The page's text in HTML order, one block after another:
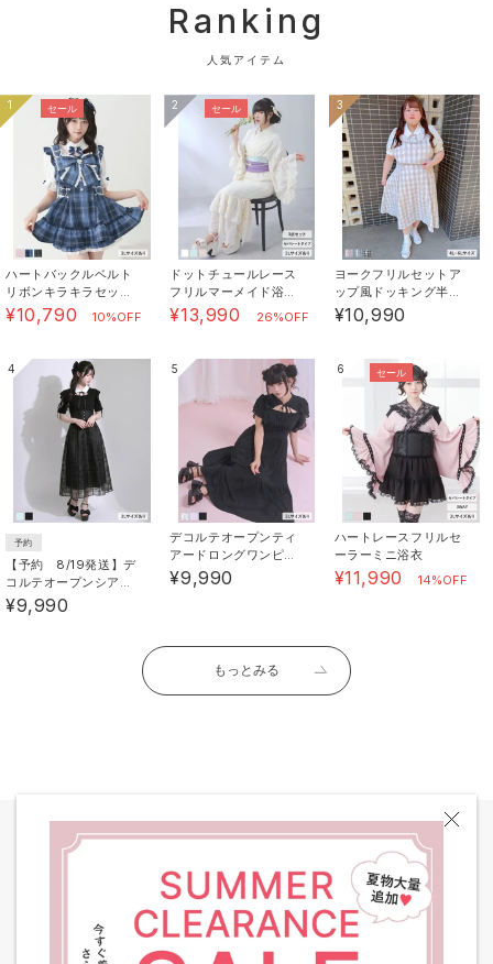
時にメールが届きます。
※再販がない商品もございます。ご了承ください。
《素材》[本体]レーヨン : 71% / [本体]ナイロン : 29%
/
《透け感》カラーによってあり 《生地の厚さ》普通
《裏地》なし 《伸縮性》あり《生産国》中国
商品お取扱い時のご注意 商品お手入れ方法
量産型 デート モテ 細見え きれいめ 大人ガーリー あざ
とい あざと可愛い 내숭떨다 サマーニット サマーニッ
トコーデ アームカバー デートコーデ モテコーデ LL 3L
大きいサイズ
Ranking
人気アイテム
1 セール
ハートバックルベルト
リボンキラキラセット
アップ
¥10,790 10%OFF
2 セール
ドットチュールレース
フリルマーメイド浴衣3
点セット【大きいサイ
ズあり】
¥13,990 26%OFF
3
ヨークフリルセットア
ップ風ドッキング半袖
ワンピース【4L-6L】
¥10,990
4
予約
【予約 8/19発送】デ
コルテオープンシアー
チェックドッキング半
袖ワンピース【大きい
¥9,990
5
デコルテオープンティ
アードロングワンピー
ス【大きいサイズあ
り】
¥9,990
6 セール
ハートレースフリルセ
ーラーミニ浴衣
¥11,990 14%OFF
もっとみる